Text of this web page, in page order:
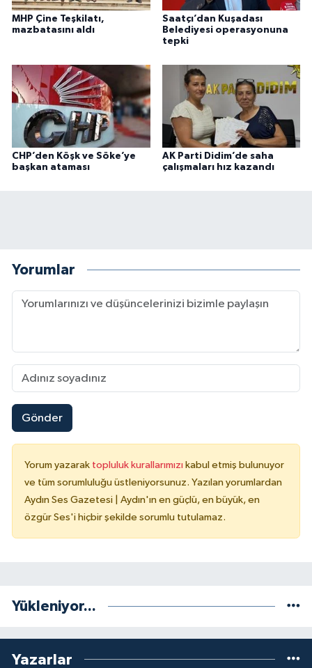
MHP Çine Teşkilatı,
mazbatasını aldı
Saatçı’dan Kuşadası
Belediyesi operasyonuna
tepki
CHP’den Köşk ve Söke’ye
başkan ataması
AK Parti Didim’de saha
çalışmaları hız kazandı
Yorumlar
Gönder
Yorum yazarak topluluk kurallarımızı kabul etmiş bulunuyor
ve tüm sorumluluğu üstleniyorsunuz. Yazılan yorumlardan
Aydın Ses Gazetesi | Aydın'ın en güçlü, en büyük, en
özgür Ses'i hiçbir şekilde sorumlu tutulamaz.
Yükleniyor...
Yazarlar